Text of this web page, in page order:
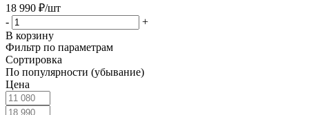
18 990 ₽/шт
-
+
В корзину
Фильтр по параметрам
Сортировка
По популярности (убывание)
Цена